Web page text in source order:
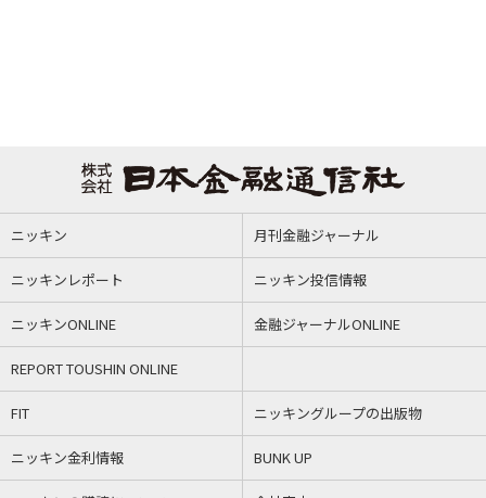
ニッキン 月刊金融ジャーナル
ニッキンレポート ニッキン投信情報
ニッキンONLINE 金融ジャーナルONLINE
REPORT TOUSHIN ONLINE
FIT ニッキングループの出版物
ニッキン金利情報 BUNK UP